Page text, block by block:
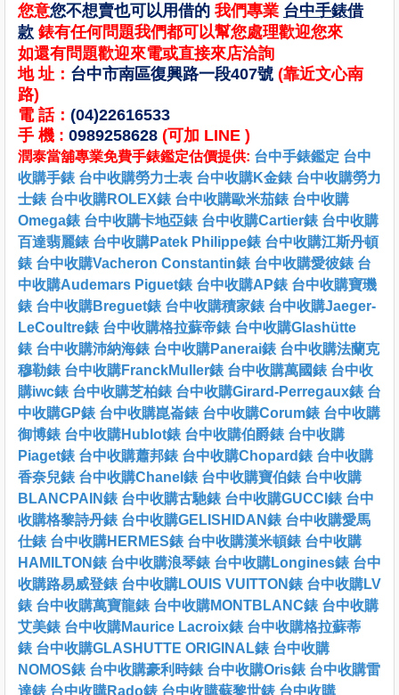
您意您不想賣也可以用借的 我們專業 台中手錶借
款 錶有任何問題我們都可以幫您處理歡迎您來
如還有問題歡迎來電或直接來店洽詢
地 址： 台中市南區復興路一段407號 (靠近文心南
路)
電 話： (04)22616533
手 機 : 0989258628 (可加 LINE )
潤泰當舖專業免費手錶鑑定估價提供: 台中手錶鑑定 台中
收購手錶 台中收購勞力士表 台中收購K金錶 台中收購勞力
士錶 台中收購ROLEX錶 台中收購歐米茄錶 台中收購
Omega錶 台中收購卡地亞錶 台中收購Cartier錶 台中收購
百達翡麗錶 台中收購Patek Philippe錶 台中收購江斯丹頓
錶 台中收購Vacheron Constantin錶 台中收購愛彼錶 台
中收購Audemars Piguet錶 台中收購AP錶 台中收購寶璣
錶 台中收購Breguet錶 台中收購積家錶 台中收購Jaeger-
LeCoultre錶 台中收購格拉蘇帝錶 台中收購Glashütte
錶 台中收購沛納海錶 台中收購Panerai錶 台中收購法蘭克
穆勒錶 台中收購FranckMuller錶 台中收購萬國錶 台中收
購iwc錶 台中收購芝柏錶 台中收購Girard-Perregaux錶 台
中收購GP錶 台中收購崑崙錶 台中收購Corum錶 台中收購
御博錶 台中收購Hublot錶 台中收購伯爵錶 台中收購
Piaget錶 台中收購蕭邦錶 台中收購Chopard錶 台中收購
香奈兒錶 台中收購Chanel錶 台中收購寶伯錶 台中收購
BLANCPAIN錶 台中收購古馳錶 台中收購GUCCI錶 台中
收購格黎詩丹錶 台中收購GELISHIDAN錶 台中收購愛馬
仕錶 台中收購HERMES錶 台中收購漢米頓錶 台中收購
HAMILTON錶 台中收購浪琴錶 台中收購Longines錶 台中
收購路易威登錶 台中收購LOUIS VUITTON錶 台中收購LV
錶 台中收購萬寶龍錶 台中收購MONTBLANC錶 台中收購
艾美錶 台中收購Maurice Lacroix錶 台中收購格拉蘇蒂
錶 台中收購GLASHUTTE ORIGINAL錶 台中收購
NOMOS錶 台中收購豪利時錶 台中收購Oris錶 台中收購雷
達錶 台中收購Rado錶 台中收購蘇黎世錶 台中收購